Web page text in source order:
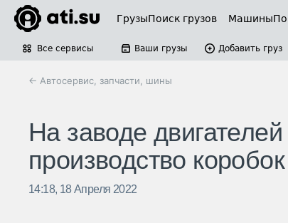
ГрузыПоиск грузов Машины
Все сервисы Ваши грузы Добавить груз
← Автосервис, запчасти, шины
На заводе
производство
14:18, 18 Апреля 2022